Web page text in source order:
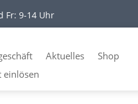
Fr: 9-14 Uhr
Aktuelles
Shop
einlösen